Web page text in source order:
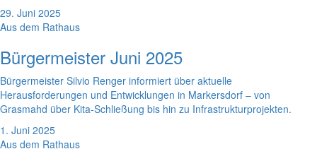
29. Juni 2025
Aus dem Rathaus
Bürgermeister Juni 2025
Bürgermeister Silvio Renger informiert über aktuelle
Herausforderungen und Entwicklungen in Markersdorf – von
Grasmahd über Kita-Schließung bis hin zu Infrastrukturprojekten.
1. Juni 2025
Aus dem Rathaus